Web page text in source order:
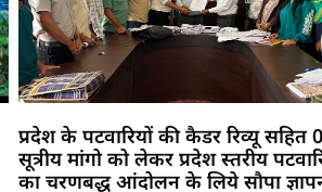
प्रदेश के पटवारियों की कैडर रिव्यू सहित
सूत्रीय मांगो को लेकर प्रदेश स्तरीय
का चरणबद्ध आंदोलन के लिये सौपा